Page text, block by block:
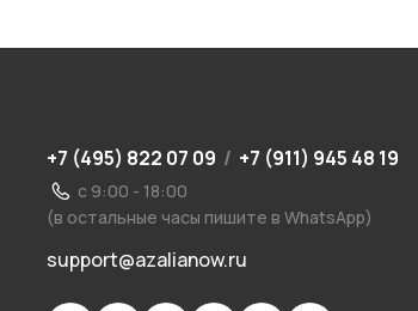
+7 (495) 822 07 09 / +7 (911) 945 48 19
с 9:00 - 18:00
(в остальные часы пишите в WhatsApp)
support@azalianow.ru